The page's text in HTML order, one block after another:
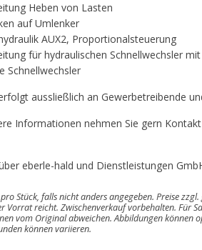
Heben von Lasten
auf Umlenker
AUX2, Proportionalsteuerung
für hydraulischen Schnellwechsler
Schnellwechsler
aussließlich an Gewerbetreibende
Informationen nehmen Sie gern
eberle-hald und Dienstleistungen
pro Stück, falls nicht anders angegeben. Preise
Vorrat reicht. Zwischenverkauf vorbehalten. Für
vom Original abweichen. Abbildungen können
können variieren.